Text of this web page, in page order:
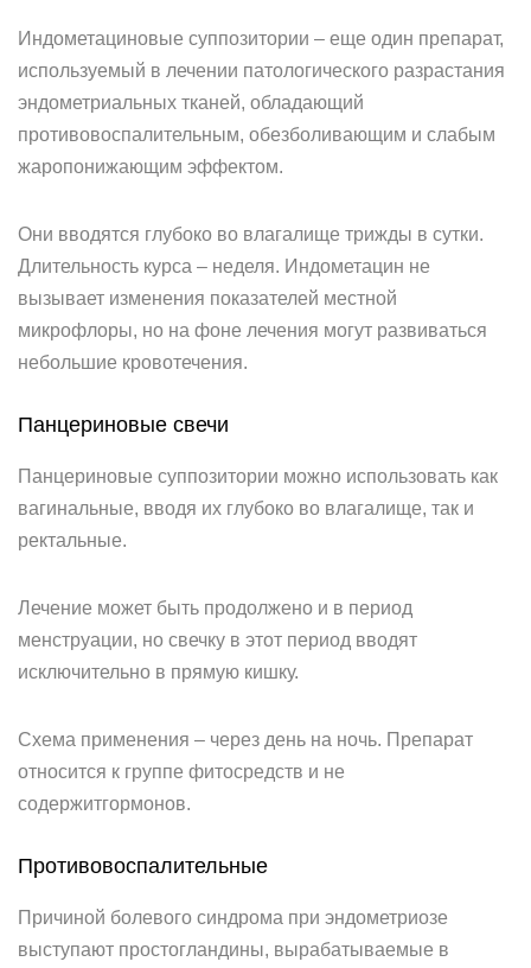
Индометациновые суппозитории – еще один препарат,
используемый в лечении патологического разрастания
эндометриальных тканей, обладающий
противовоспалительным, обезболивающим и слабым
жаропонижающим эффектом.
Они вводятся глубоко во влагалище трижды в сутки.
Длительность курса – неделя. Индометацин не
вызывает изменения показателей местной
микрофлоры, но на фоне лечения могут развиваться
небольшие кровотечения.
Панцериновые свечи
Панцериновые суппозитории можно использовать как
вагинальные, вводя их глубоко во влагалище, так и
ректальные.
Лечение может быть продолжено и в период
менструации, но свечку в этот период вводят
исключительно в прямую кишку.
Схема применения – через день на ночь. Препарат
относится к группе фитосредств и не
содержитгормонов.
Противовоспалительные
Причиной болевого синдрома при эндометриозе
выступают простогландины, вырабатываемые в